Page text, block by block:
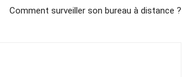
Comment surveiller son bureau à distance ?